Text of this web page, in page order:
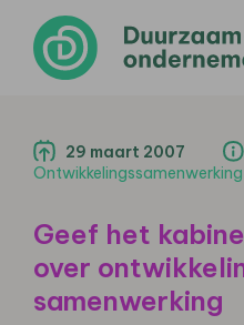
29 maart 2007
Ontwikkelingssamenwerking
Geef het
over
samenwerking